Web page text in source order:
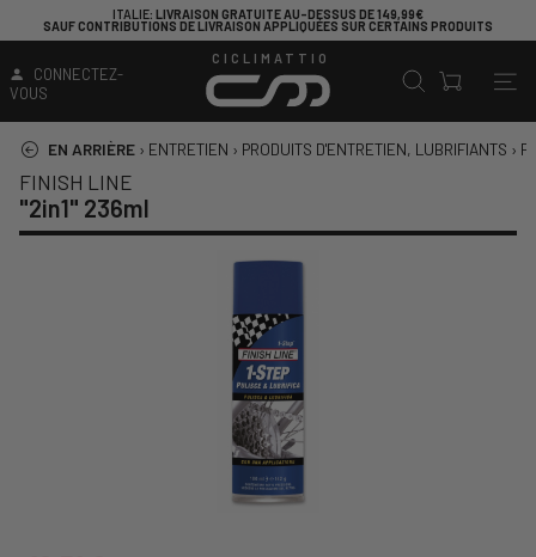
ITALIE: LIVRAISON GRATUITE AU-DESSUS DE 149,99€
SAUF CONTRIBUTIONS DE LIVRAISON APPLIQUÉES SUR CERTAINS PRODUITS
CONNECTEZ-
VOUS
CICLIMATTIO
EN ARRIÈRE › ENTRETIEN › PRODUITS D'ENTRETIEN, LUBRIFIANTS ›
FINISH LINE
"2in1" 236ml